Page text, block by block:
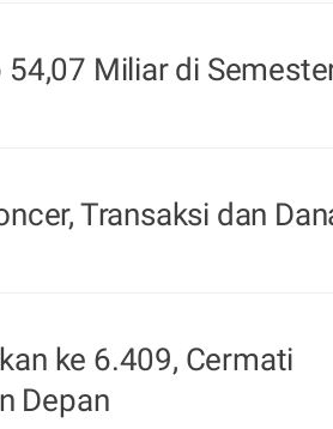
54,07 Miliar di
Transaksi dan
ke 6.409, Cermati
Depan